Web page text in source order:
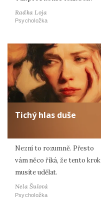
Radka Loja
Psycholožka
Tichý hlas duše
Nezní to rozumně. Přesto
vám něco říká, že tento krok
musíte udělat.
Nela Šulová
Psycholožka